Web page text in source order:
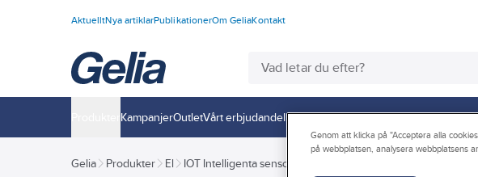
AktuelltNya artiklarPublikationerOm GeliaKontakt
KampanjerOutletVårt erbjudandeInteriörHandla hos ossGuider &
Gelia Produkter El IOT Intelligenta sensorer
Genom att klicka på "Acceptera alla
på webbplatsen, analysera webbplatsens